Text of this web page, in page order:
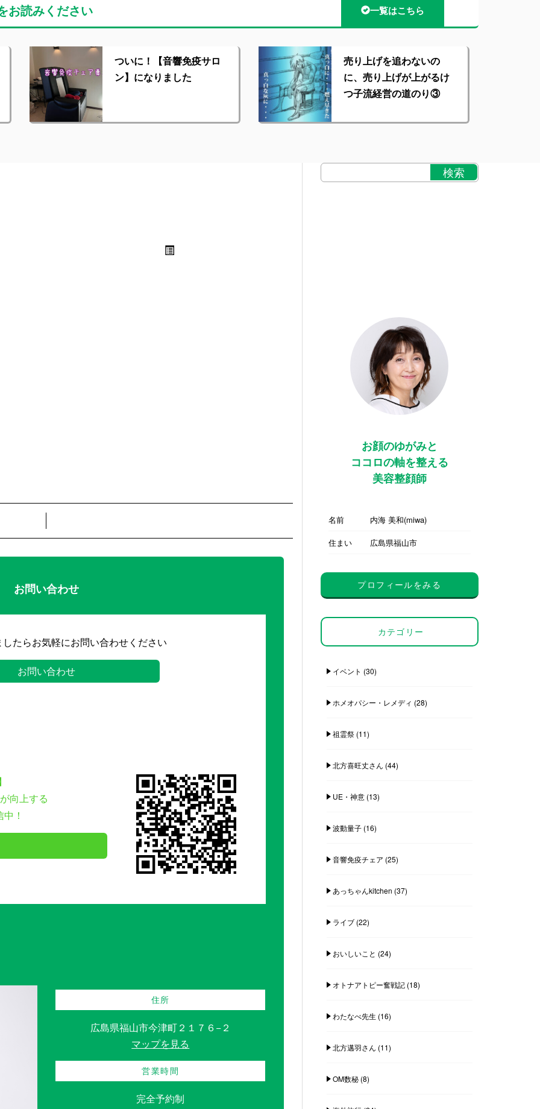
お読みください 一覧はこちら
ついに！【音響免疫サロ
ン】になりました
売り上げを追わないの
に、売り上げが上がるけ
つ子流経営の道のり③
お問い合わせ
たらお気軽にお問い合わせください
お問い合わせ
向上する
！
住所
広島県福山市今津町２１７６−２
マップを見る
営業時間
完全予約制
お顔のゆがみと
ココロの軸を整える
美容整顔師
名前
内海 美和(miwa)
住まい
広島県福山市
プロフィールをみる
カテゴリー
イベント (30)
ホメオパシー・レメディ (28)
祖霊祭(11)
北方喜旺丈さん (44)
UE・神意(13)
波動量子(16)
音響免疫チェア (25)
あっちゃんkitchen (37)
ライブ(22)
おいしいこと (24)
オトナアトピー奮戦記(18)
わたなべ先生 (16)
北方邁羽さん (11)
OM数秘(8)